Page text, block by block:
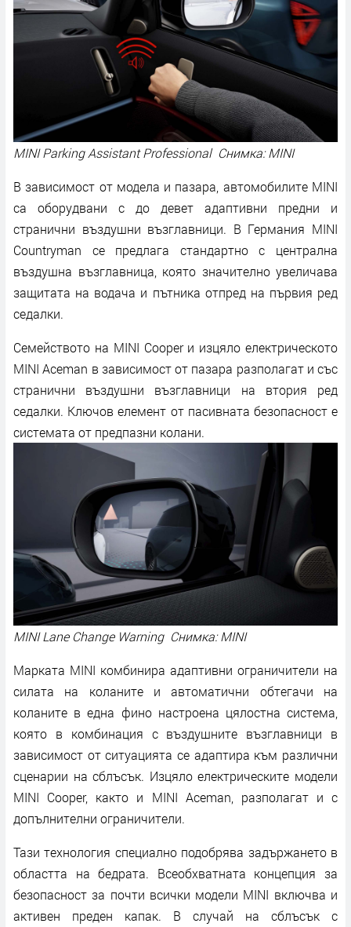
MINI Parking Assistant Professional Снимка: MINI
В зависимост от модела и пазара, автомобилите MINI
са оборудвани с до девет адаптивни предни и
странични въздушни възглавници. В Германия MINI
Countryman се предлага стандартно с централна
въздушна възглавница, която значително увеличава
защитата на водача и пътника отпред на първия ред
седалки.
Семейството на MINI Cooper и изцяло електрическото
MINI Aceman в зависимост от пазара разполагат и със
странични въздушни възглавници на втория ред
седалки. Ключов елемент от пасивната безопасност е
системата от предпазни колани.
MINI Lane Change Warning Снимка: MINI
Марката MINI комбинира адаптивни ограничители на
силата на коланите и автоматични обтегачи на
коланите в една фино настроена цялостна система,
която в комбинация с въздушните възглавници в
зависимост от ситуацията се адаптира към различни
сценарии на сблъсък. Изцяло електрическите модели
MINI Cooper, както и MINI Aceman, разполагат и с
допълнителни ограничители.
Тази технология специално подобрява задържането в
областта на бедрата. Всеобхватната концепция за
безопасност за почти всички модели MINI включва и
активен преден капак. В случай на сблъсък с